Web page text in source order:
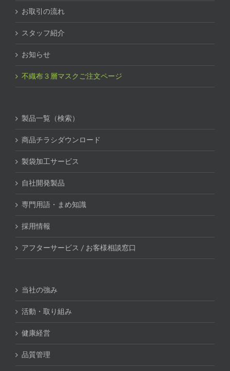
お取引の流れ
スタッフ紹介
お知らせ
不織布３層マスクご注文ページ
製品一覧（検索）
商品チラシダウンロード
製袋加工サービス
自社開発製品
専門用語・まめ知識
採用情報
アフターサービス / お客様相談窓口
当社の強み
活動・取り組み
健康経営
品質管理